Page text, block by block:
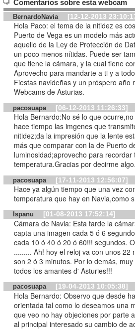
Comentarios sobre esta webcam
BernardoNavia [12-12-2013
Hola Paco: el tema de la nitidez es
Puerto de Vega es un modelo más
aquello de la Ley de Protección de
un poco menos nítidas. Puede ser
que tiene la cámara, y la cual tiene
Aprovecho para mandarte a ti y a
Fiestas navideñas y un próspero
Webcams de Asturias.
pacosuapa [06-12-2013 11:26:33]
Hola Bernardo:No sé lo que
hace tiempo las imgenes que
nitidez;da la impresión que la lente
más que comparar con la de Puerto
luminosidad;aprovecho para
temperatura.Gracias por decirme
pacosuapa [17-11-2013 12:56:07]
Hace ya algún tiempo que una vez
temperatura que hay en Navia,como
Ispanu [01-08-2013 17:52:14]
Cámara de Navia: Esta tarde la
capta una imagen cada 5 ó 6
cada 10 ó 40 ó 20 ó 60!!! segundos.
......... Ah! hoy el reloj va con unos
son 2 ó 3 minutos. Por lo demás, muy bien. Saludos y buen verano para
todos los amantes d' Asturies!!!
pacosuapa [19-04-2013 10:05:38]
Hola Bernardo: Observo que desde
orientada tal como lo deseamos una
que veo no hay objeciones por parte
al principal interesado su cambio de